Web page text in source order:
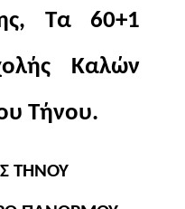
Τα 60+1
Καλών
Τήνου.
ΤΗΝΟΥ